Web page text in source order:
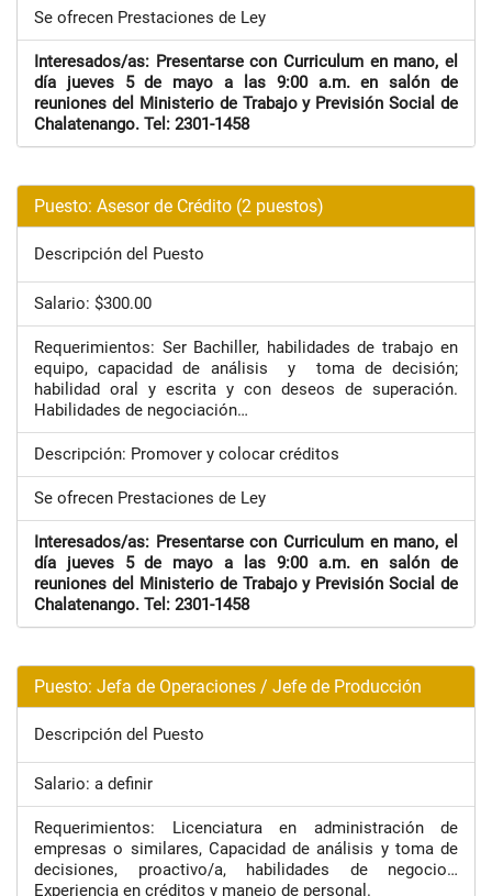
Se ofrecen Prestaciones de Ley
Interesados/as: Presentarse con Curriculum en mano, el
día jueves 5 de mayo a las 9:00 a.m. en salón de
reuniones del Ministerio de Trabajo y Previsión Social de
Chalatenango. Tel: 2301-1458
Puesto: Asesor de Crédito (2 puestos)
Descripción del Puesto
Salario: $300.00
Requerimientos: Ser Bachiller, habilidades de trabajo en
equipo, capacidad de análisis y toma de decisión;
habilidad oral y escrita y con deseos de superación.
Habilidades de negociación…
Descripción: Promover y colocar créditos
Se ofrecen Prestaciones de Ley
Interesados/as: Presentarse con Curriculum en mano, el
día jueves 5 de mayo a las 9:00 a.m. en salón de
reuniones del Ministerio de Trabajo y Previsión Social de
Chalatenango. Tel: 2301-1458
Puesto: Jefa de Operaciones / Jefe de Producción
Descripción del Puesto
Salario: a definir
Requerimientos: Licenciatura en administración de
empresas o similares, Capacidad de análisis y toma de
decisiones, proactivo/a, habilidades de negocio…
Experiencia en créditos y manejo de personal.